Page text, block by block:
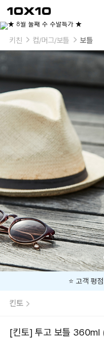
텐
바
텐
키친 컵/머그/보틀 보틀
⭐️ 고객 평
킨토
[킨토] 투고 보틀 360ml